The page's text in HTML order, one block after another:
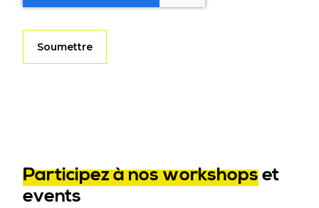
Participez à nos workshopset
events